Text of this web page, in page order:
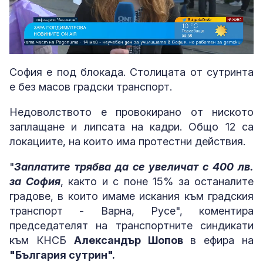
Unmute Loaded:
София е под блокада. Столицата от сутринта
е без масов градски транспорт.
Недоволството е провокирано от ниското
заплащане и липсата на кадри. Общо 12 са
локациите, на които има протестни действия.
"Заплатите трябва да се увеличат с 400 лв.
за София, както и с поне 15% за останалите
градове, в които имаме искания към градския
транспорт - Варна, Русе", коментира
председателят на транспортните синдикати
към КНСБ Александър Шоповв ефира на
"България сутрин".